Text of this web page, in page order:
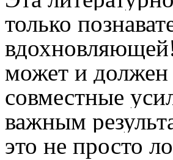
только
может и должен
совместные
важным
это не просто